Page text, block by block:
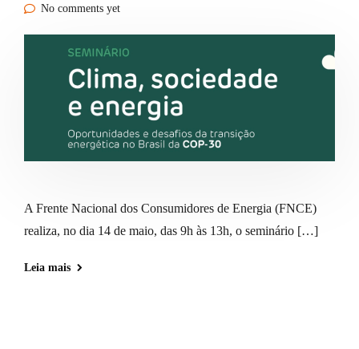
No comments yet
A Frente Nacional dos Consumidores de Energia (FNCE)
realiza, no dia 14 de maio, das 9h às 13h, o seminário […]
Leia mais